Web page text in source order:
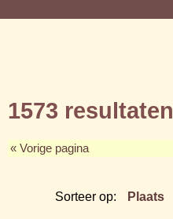
1573 resultaten
« Vorige pagina
Sorteer op: Plaats